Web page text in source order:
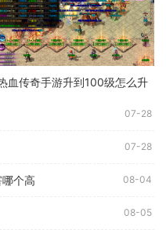
血传奇手游升到100级怎么升
07-28
07-28
个高 08-04
08-05